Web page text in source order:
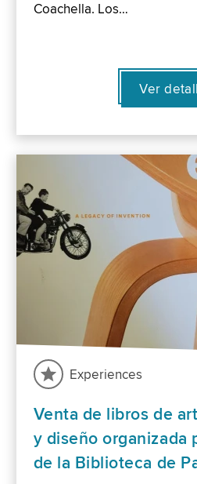
Coachella. Los…
Ver
Experiences
Venta de libros de
y diseño organizada
de la Biblioteca de